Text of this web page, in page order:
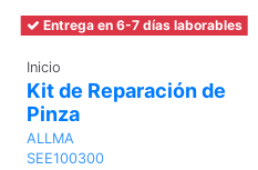
Entrega en 6-7 días laborables
Inicio
Kit de Reparación de
Pinza
ALLMA
SEE100300